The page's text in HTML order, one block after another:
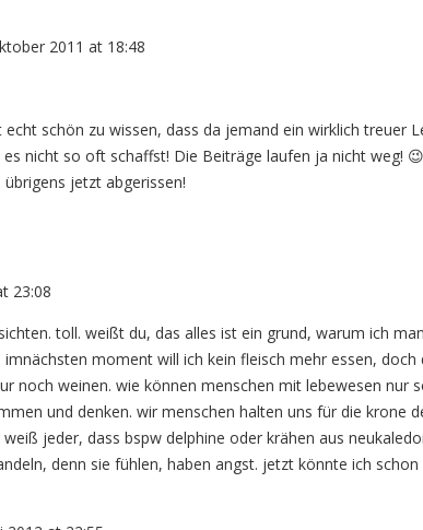
2011 at 18:48
echt schön zu wissen, dass da jemand ein wirklich treuer
es nicht so oft schaffst! Die Beiträge laufen ja nicht weg! 😉
übrigens jetzt abgerissen!
23:08
toll. weißt du, das alles ist ein grund, warum ich
moment will ich kein fleisch mehr essen,
noch weinen. wie können menschen mit lebewesen
und denken. wir menschen halten uns für die
jeder, dass bspw delphine oder krähen aus
denn sie fühlen, haben angst. jetzt könnte ich